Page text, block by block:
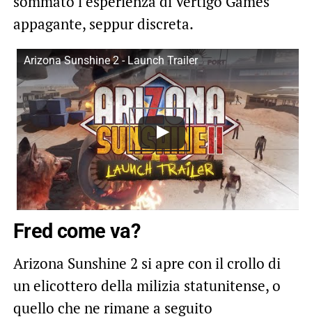
appagante, seppur discreta.
Arizona Sunshine 2 - Launch Trailer
Fred come va?
Arizona Sunshine 2 si apre con il crollo di
un elicottero della milizia statunitense, o
quello che ne rimane a seguito